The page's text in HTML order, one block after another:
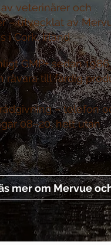
veterinärer och
–utvecklat av
i Cork, Irland
GMP+ sedan
råvara till färdig
–telefon
08–20, helt utan
mer om Mervue